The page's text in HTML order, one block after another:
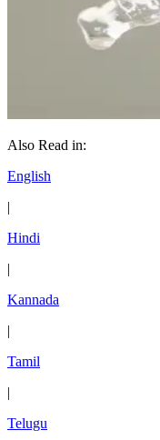
Also Read in:
English
|
Hindi
|
Kannada
|
Tamil
|
Telugu